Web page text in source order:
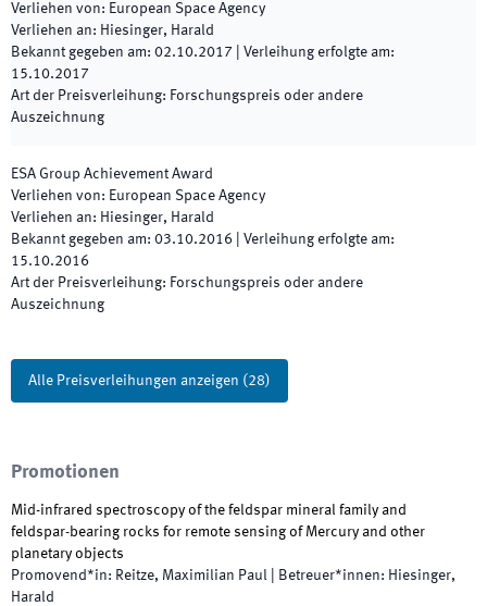
Verliehen von: European Space Agency
Verliehen an: Hiesinger, Harald
Bekannt gegeben am: 02.10.2017 Verleihung erfolgte am:
15.10.2017
Art der Preisverleihung: Forschungspreis oder andere
Auszeichnung
ESA Group Achievement Award
Verliehen von: European Space Agency
Verliehen an: Hiesinger, Harald
Bekannt gegeben am: 03.10.2016 Verleihung erfolgte am:
15.10.2016
Art der Preisverleihung: Forschungspreis oder andere
Auszeichnung
Alle Preisverleihungen anzeigen (28)
Promotionen
Mid-infrared spectroscopy of the feldspar mineral family and
feldspar-bearing rocks for remote sensing of Mercury and other
planetary objects
Promovend*in: Reitze, Maximilian Paul Betreuer*innen: Hiesinger,
Harald